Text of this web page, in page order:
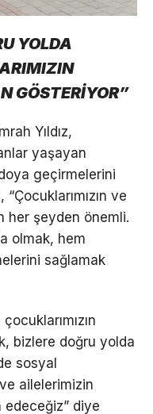
YOLDA
GÖSTERİYOR”
Yıldız,
yaşayan
geçirmelerini
“Çocuklarımızın ve
her şeyden önemli.
olmak, hem
sağlamak
bizlere doğru yolda
sosyal
ailelerimizin
edeceğiz” diye